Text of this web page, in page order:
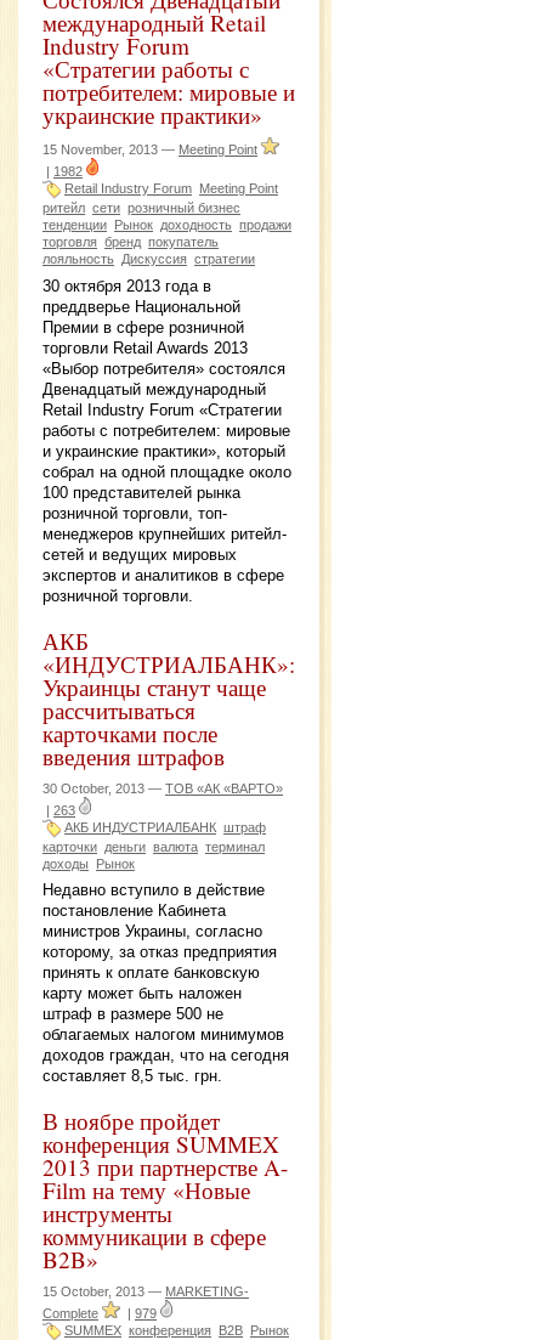
международный Retail
Industry Forum
«Стратегии работы с
потребителем: мировые и
украинские практики»
15 November, 2013 — Meeting Point
1982
Retail Industry Forum Meeting Point
ритейл сети розничный бизнес
тенденции
Рынок доходность продажи
торговля бренд покупатель
лояльность Дискуссия стратегии
30 октября 2013 года в
преддверье Национальной
Премии в сфере розничной
торговли Retail Awards 2013
«Выбор потребителя» состоялся
Двенадцатый международный
Retail Industry Forum «Стратегии
работы с потребителем: мировые
и украинские практики», который
собрал на одной площадке около
100 представителей рынка
розничной торговли, топ-
менеджеров крупнейших ритейл-
сетей и ведущих мировых
экспертов и аналитиков в сфере
розничной торговли.
АКБ
«ИНДУСТРИАЛБАНК»:
Украинцы станут чаще
рассчитываться
карточками после
введения штрафов
30 October, 2013 — ТОВ «АК «ВАРТО»
| 263
АКБ ИНДУСТРИАЛБАНК штраф
карточки деньги валюта терминал
доходы
Рынок
Недавно вступило в действие
постановление Кабинета
министров Украины, согласно
которому, за отказ предприятия
принять к оплате банковскую
карту может быть наложен
штраф в размере 500 не
облагаемых налогом минимумов
доходов граждан, что на сегодня
составляет 8,5 тыс. грн.
В ноябре пройдет
конференция SUMMEX
2013 при партнерстве A-
Film на тему «Новые
инструменты
коммуникации в сфере
B2B»
15 October, 2013 — MARKETING-
Complete
| 979
SUMMEX конференция B2B Рынок